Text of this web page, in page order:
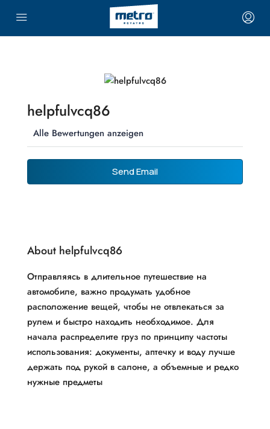
helpfulvcq86
Alle Bewertungen anzeigen
Send Email
About helpfulvcq86
Отправляясь в длительное путешествие на
автомобиле, важно продумать удобное
расположение вещей, чтобы не отвлекаться за
рулем и быстро находить необходимое. Для
начала распределите груз по принципу частоты
использования: документы, аптечку и воду лучше
держать под рукой в салоне, а объемные и редко
нужные предметы